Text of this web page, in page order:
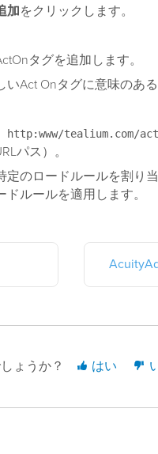
加をクリックします。
タグを追加します。
いAct Onタグに意味のあ
http:www/tealium.com/
パス）。
のロードルールを割り当
ルールを適用します。
ょうか？ はい